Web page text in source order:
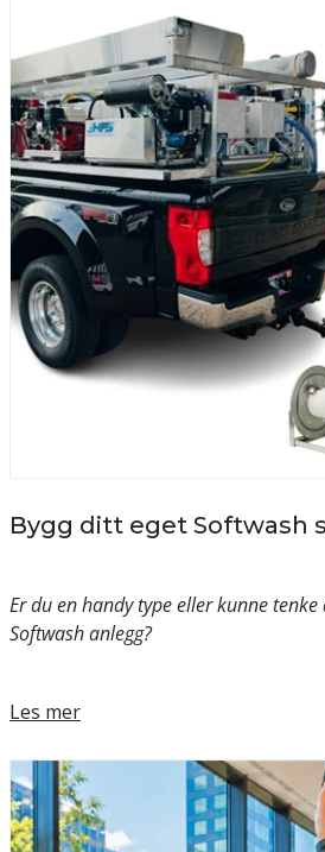
Bygg ditt eget Softwash
Er du en handy type eller kunne
Softwash anlegg?
Les mer